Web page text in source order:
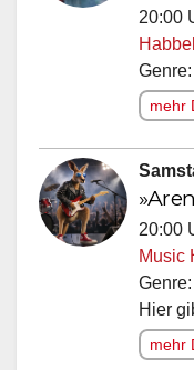
20:00
Genre:
mehr
20:00
Music
Genre:
Hier
mehr